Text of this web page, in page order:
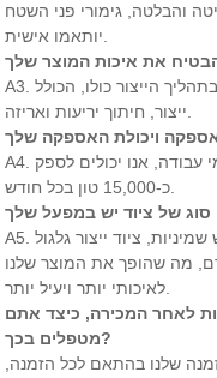
חריטה והבלטה, גימורי פני השטח
A3. כל המוצרים צריכים לעבור שלוש בדיקות בתהליך הייצור כולו, הכולל
A4. זמן האספקה ​​הוא בדרך כלל תוך 15 ~ 20 ימי עבודה, אנו יכולים לספק
A5. במפעל שלנו יש גלגול רולר מתקדם של חמש שמיניות, ציוד ייצור גלגול
מה שהופך את המוצר שלנו
לאחר המכירה, כיצד אתם
מטפלים בכך?
שלנו בהתאם לכל הזמנה,